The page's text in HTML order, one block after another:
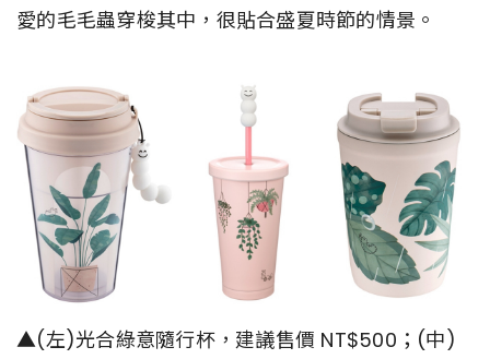
愛的毛毛蟲穿梭其中，很貼合盛夏時節的情景。
▲(左)光合綠意隨行杯，建議售價 NT$500；(中)